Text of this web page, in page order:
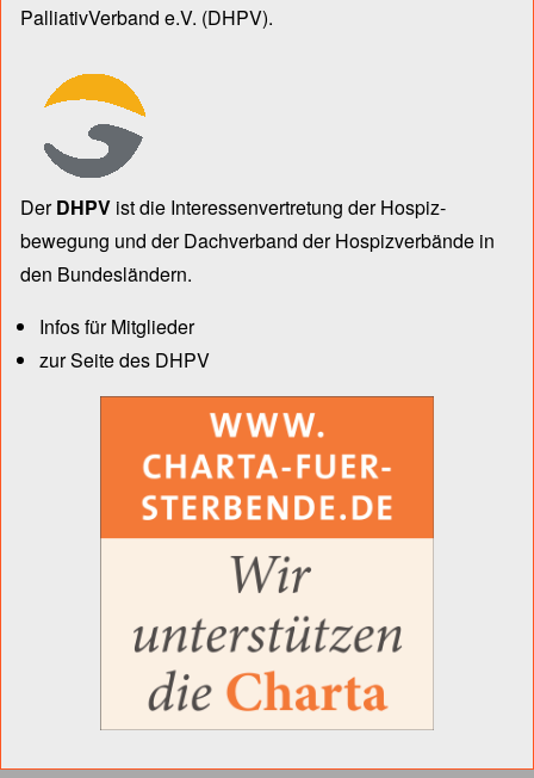
PalliativVerband e.V. (DHPV).
DerDHPV ist die Inter­essen­ver­tre­tung der Hospiz­
bewegung und der Dach­verband der Hospiz­verbände in
den Bun­des­län­dern.
Infos für Mitglieder
zur Seite des DHPV